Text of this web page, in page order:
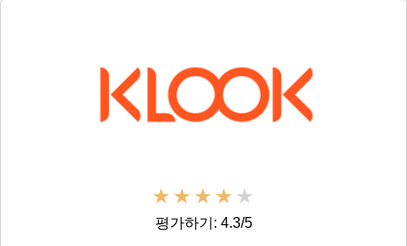
평가하기: 4.3/5